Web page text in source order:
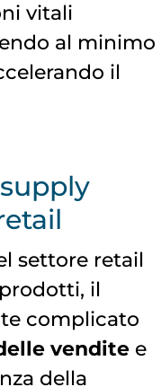
vitali
al minimo
il
settore retail
il
complicato
vendite e
della